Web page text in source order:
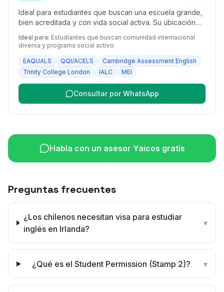
Ideal para estudiantes que buscan una escuela grande,
bien acreditada y con vida social activa. Su ubicación
algo más económicos que en el corazón de Dublín.
Ideal para: Estudiantes que buscan comunidad internacional
diversa y programa social activo
EAQUALS QQI/ACELS
Cambridge Assessment English
Trinity College London
IALC MEI
Consultar por WhatsApp
Habla con un asesor Yaicos gratis
Preguntas frecuentes
¿Los chilenos necesitan visa para estudiar
inglés en Irlanda?
▾
¿Qué es el Student Permission (Stamp 2)? ▾